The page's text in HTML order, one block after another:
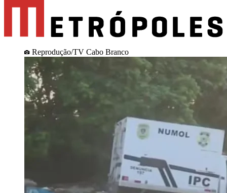
Reprodução/TV Cabo Branco